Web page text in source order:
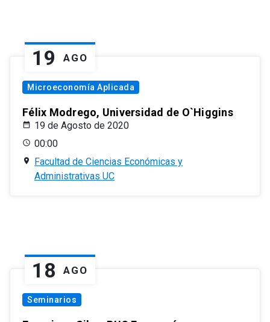
19 AGO
Microeconomía Aplicada
Félix Modrego, Universidad de O`Higgins
19 de Agosto de 2020
00:00
Facultad de Ciencias Económicas y
Administrativas UC
18 AGO
Seminarios